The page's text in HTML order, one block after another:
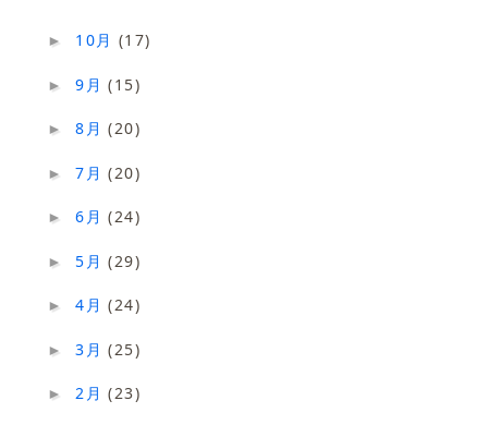
► 10月 (17)
►9月(15)
►8月(20)
►7月(20)
►6月(24)
►5月(29)
►4月(24)
►3月(25)
► 2月(23)